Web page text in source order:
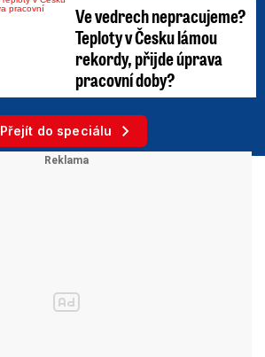
Ve vedrech nepracujeme?
Teploty v Česku lámou
rekordy, přijde úprava
pracovní doby?
Přejít do speciálu